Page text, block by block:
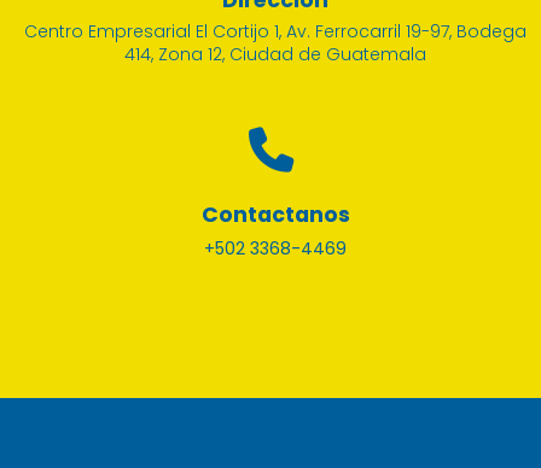
Centro Empresarial El Cortijo 1, Av. Ferrocarril 19-97, Bodega
414, Zona 12, Ciudad de Guatemala
Contactanos
+502 3368-4469